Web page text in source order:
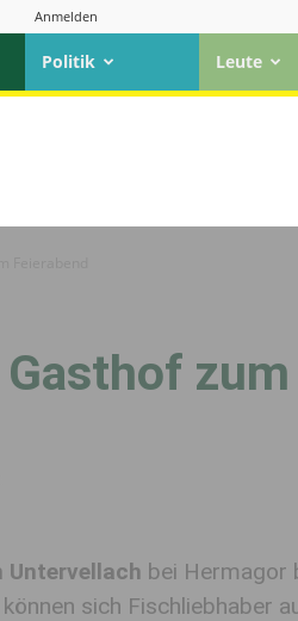
Anmelden
Politik Leute
zum
Untervellach bei Hermagor
sich Fischliebhaber